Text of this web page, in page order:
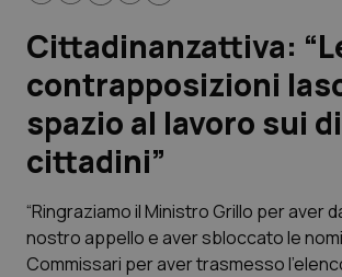
Governo e Parlamento
Regioni e Asl
Lavoro e Professioni
Studi e Analisi
Cittadinanzattiva:
contrapposizioni
spazio al lavoro sui
cittadini”
“Ringraziamo il Ministro Grillo per aver
nostro appello e aver sbloccato le
Commissari per aver trasmesso